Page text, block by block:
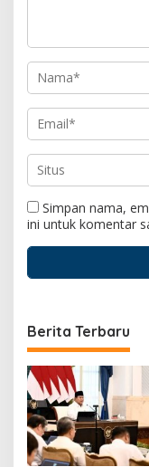
Simpan nama,
ini untuk komentar
Berita Terbaru